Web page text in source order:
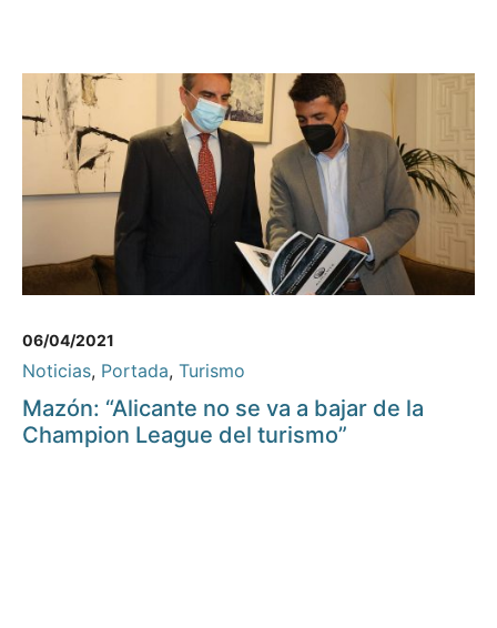
06/04/2021
Noticias, Portada, Turismo
Mazón: “Alicante no se va a bajar de la
Champion League del turismo”